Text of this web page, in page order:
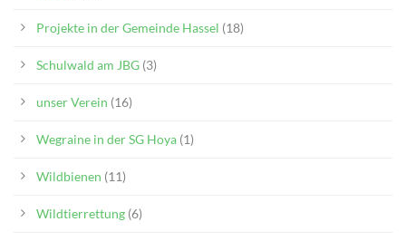
Projekte in der Gemeinde Hassel (18)
Schulwald am JBG (3)
unser Verein (16)
Wegraine in der SG Hoya (1)
Wildbienen (11)
Wildtierrettung (6)